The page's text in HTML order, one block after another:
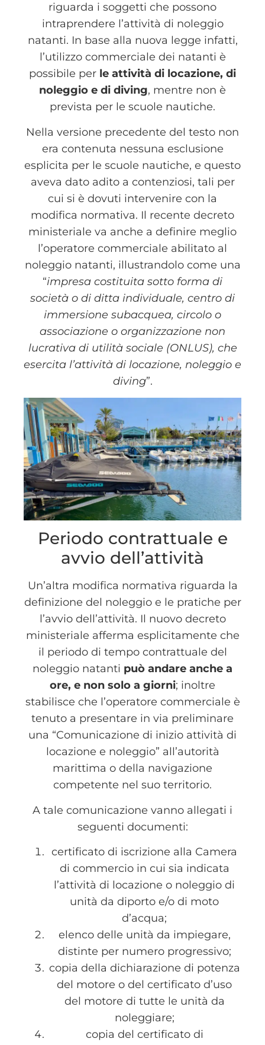
riguarda i soggetti che possono
intraprendere l’attività di noleggio
natanti. In base alla nuova legge infatti,
l’utilizzo commerciale dei natanti è
possibile per le attività di locazione, di
noleggio e di diving, mentre non è
prevista per le scuole nautiche.
Nella versione precedente del testo non
era contenuta nessuna esclusione
esplicita per le scuole nautiche, e questo
aveva dato adito a contenziosi, tali per
cui si è dovuti intervenire con la
modifica normativa. Il recente decreto
ministeriale va anche a definire meglio
l’operatore commerciale abilitato al
noleggio natanti, illustrandolo come una
“impresa costituita sotto forma di
società o di ditta individuale, centro di
immersione subacquea, circolo o
associazione o organizzazione non
lucrativa di utilità sociale (ONLUS), che
esercita l’attività di locazione, noleggio e
diving”.
Periodo contrattuale e
avvio dell’attività
Un’altra modifica normativa riguarda la
definizione del noleggio e le pratiche per
l’avvio dell’attività. Il nuovo decreto
ministeriale afferma esplicitamente che
il periodo di tempo contrattuale del
noleggio natanti può andare anche a
ore, e non solo a giorni; inoltre
stabilisce che l’operatore commerciale è
tenuto a presentare in via preliminare
una “Comunicazione di inizio attività di
locazione e noleggio” all’autorità
marittima o della navigazione
competente nel suo territorio.
A tale comunicazione vanno allegati i
seguenti documenti:
certificato di iscrizione alla Camera
di commercio in cui sia indicata
l’attività di locazione o noleggio di
unità da diporto e/o di moto
d’acqua;
elenco delle unità da impiegare,
distinte per numero progressivo;
copia della dichiarazione di potenza
del motore o del certificato d’uso
del motore di tutte le unità da
noleggiare;
copia del certificato di